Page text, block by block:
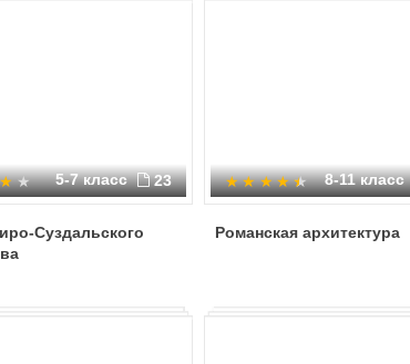
5-7 класс 23
Суздальского
8-11 класс
Романская архитектура